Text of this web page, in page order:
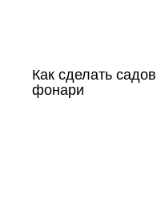
Как сделать
фонари